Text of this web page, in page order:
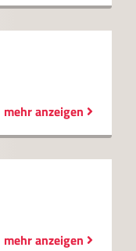
mehr anzeigen
mehr anzeigen